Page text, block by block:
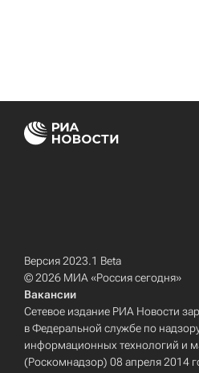
Версия 2023.1 Beta
© 2026 МИА «Россия сегодня»
Вакансии
Сетевое издание РИА Новости
в Федеральной службе по
информационных технологий и
(Роскомнадзор) 08 апреля 2014